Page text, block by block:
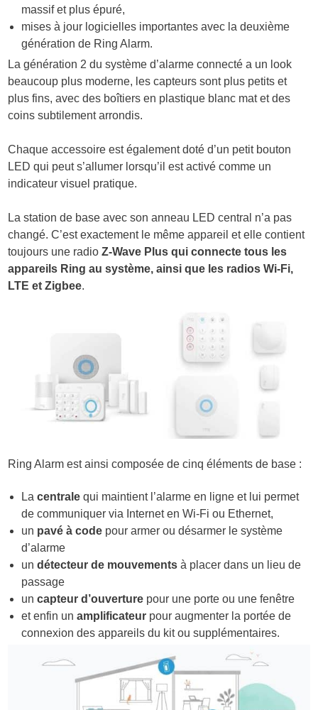
massif et plus épuré,
mises à jour logicielles importantes avec la deuxième
génération de Ring Alarm.
La génération 2 du système d’alarme connecté a un look
beaucoup plus moderne, les capteurs sont plus petits et
plus fins, avec des boîtiers en plastique blanc mat et des
coins subtilement arrondis.
Chaque accessoire est également doté d’un petit bouton
LED qui peut s’allumer lorsqu’il est activé comme un
indicateur visuel pratique.
La station de base avec son anneau LED central n’a pas
changé. C’est exactement le même appareil et elle contient
toujours une radioZ-Wave Plus qui connecte tous les
appareils Ring au système, ainsi que les radios Wi-Fi,
LTE et Zigbee.
Ring Alarm est ainsi composée de cinq éléments de base :
Lacentrale qui maintient l’alarme en ligne et lui permet
de communiquer via Internet en Wi-Fi ou Ethernet,
un pavé à code pour armer ou désarmer le système
d’alarme
undétecteur de mouvements à placer dans un lieu de
passage
uncapteur d’ouverture pour une porte ou une fenêtre
et enfin unamplificateur pour augmenter la portée de
connexion des appareils du kit ou supplémentaires.